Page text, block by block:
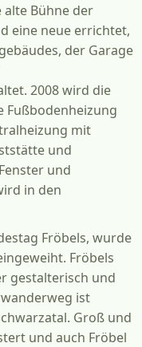
alte Bühne der
eine neue errichtet,
der Garage
2008 wird die
Fußbodenheizung
mit
und
und
in den
Fröbels, wurde
Fröbels
gestalterisch und
ist
Groß und
und auch Fröbel